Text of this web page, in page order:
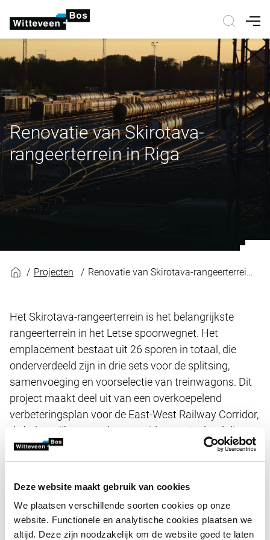
Deze website maakt gebruik van cookies
We plaatsen verschillende soorten cookies op onze
website. Functionele en analytische cookies plaatsen we
altijd. Deze zijn noodzakelijk om de website goed te laten
Renovatie van Skirotava-
rangeerterrein in Riga
Projecten Renovatie van Skirotava-rangeerterrein in Riga
Het Skirotava-rangeerterrein is het belangrijkste
rangeerterrein in het Letse spoorwegnet. Het
emplacement bestaat uit 26 sporen in totaal, die
onderverdeeld zijn in drie sets voor de splitsing,
samenvoeging en voorselectie van treinwagons. Dit
project maakt deel uit van een overkoepelend
verbeteringsplan voor de East-West Railway Corridor,
de belangrijkste goederencorridor van Letland die
toegang biedt tot de Letse havens aan de Oostzee
vanuit Rusland en andere landen.
De werkzaamheden bestonden uit toezicht op de bouw en
contractbeheer conform het FIDIC Yellow Book. Het project
omvatte: